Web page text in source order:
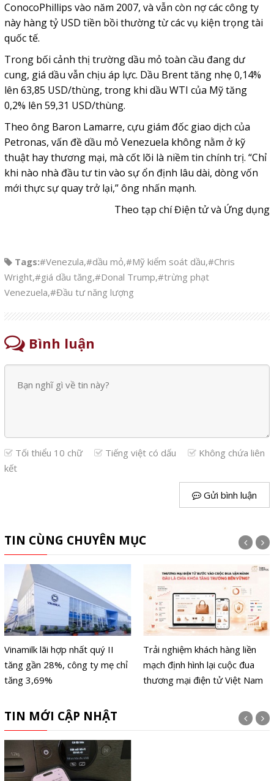
ConocoPhillips vào năm 2007, và vẫn còn nợ các công ty
này hàng tỷ USD tiền bồi thường từ các vụ kiện trọng tài
quốc tế.
Trong bối cảnh thị trường dầu mỏ toàn cầu đang dư
cung, giá dầu vẫn chịu áp lực. Dầu Brent tăng nhẹ 0,14%
lên 63,85 USD/thùng, trong khi dầu WTI của Mỹ tăng
0,2% lên 59,31 USD/thùng.
Theo ông Baron Lamarre, cựu giám đốc giao dịch của
Petronas, vấn đề dầu mỏ Venezuela không nằm ở kỹ
thuật hay thương mại, mà cốt lõi là niềm tin chính trị. “Chỉ
khi nào nhà đầu tư tin vào sự ổn định lâu dài, dòng vốn
mới thực sự quay trở lại,” ông nhấn mạnh.
Theo tạp chí Điện tử và Ứng dụng
Tags:#Venezula,#dầu mỏ,#Mỹ kiểm soát dầu,#Chris
Wright,#giá dầu tăng,#Donal Trump,#trừng phạt
Venezuela,#Đầu tư năng lượng
Bình luận
Tối thiểu 10 chữ Tiếng việt có dấu
Không chứa liên
kết
Gửi bình luận
TIN CÙNG CHUYÊN MỤC
Vinamilk lãi hợp nhất quý II
tăng gần 28%, công ty mẹ chỉ
tăng 3,69%
Trải nghiệm khách hàng liền
mạch định hình lại cuộc đua
thương mại điện tử Việt Nam
TIN MỚI CẬP NHẬT